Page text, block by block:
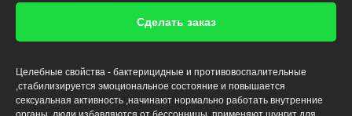
Сделать заказ
Целебные свойства - бактерицидные и противовоспалительные
,стабилизируется эмоциональное состояние и повышается
сексуальная активность ,начинают нормально работать внутренние